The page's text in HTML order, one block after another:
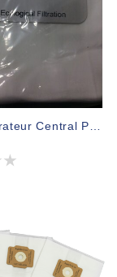
Sacs Aspirateur Central Paquet De 3 Modèle 440H